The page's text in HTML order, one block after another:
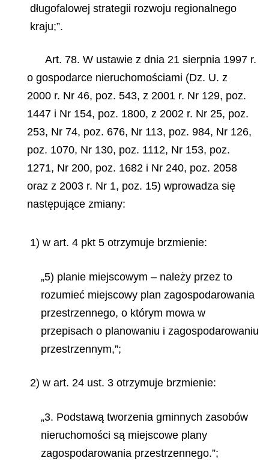
długofalowej strategii rozwoju regionalnego
kraju;”.
Art. 78. W ustawie z dnia 21 sierpnia 1997 r.
o gospodarce nieruchomościami (Dz. U. z
2000 r. Nr 46, poz. 543, z 2001 r. Nr 129, poz.
1447 i Nr 154, poz. 1800, z 2002 r. Nr 25, poz.
253, Nr 74, poz. 676, Nr 113, poz. 984, Nr 126,
poz. 1070, Nr 130, poz. 1112, Nr 153, poz.
1271, Nr 200, poz. 1682 i Nr 240, poz. 2058
oraz z 2003 r. Nr 1, poz. 15) wprowadza się
następujące zmiany:
1) w art. 4 pkt 5 otrzymuje brzmienie:
„5) planie miejscowym – należy przez to
rozumieć miejscowy plan zagospodarowania
przestrzennego, o którym mowa w
przepisach o planowaniu i zagospodarowaniu
przestrzennym,”;
2) w art. 24 ust. 3 otrzymuje brzmienie:
„3. Podstawą tworzenia gminnych zasobów
nieruchomości są miejscowe plany
zagospodarowania przestrzennego.”;